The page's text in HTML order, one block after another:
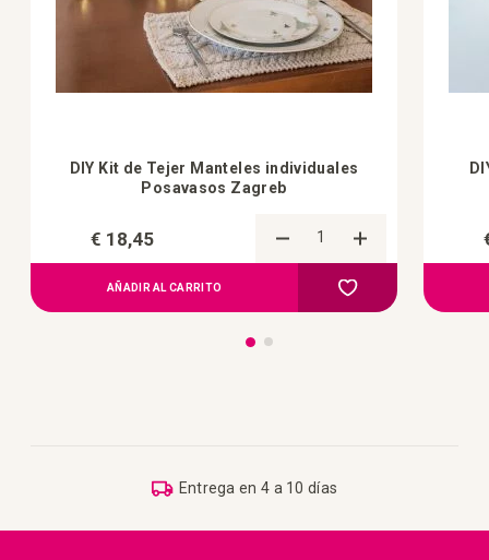
DIY Kit de Tejer Manteles individuales
Posavasos Zagreb
€ 18,45
AÑADIR AL CARRITO Añadir a la lista de
Entrega en 4 a 10 días